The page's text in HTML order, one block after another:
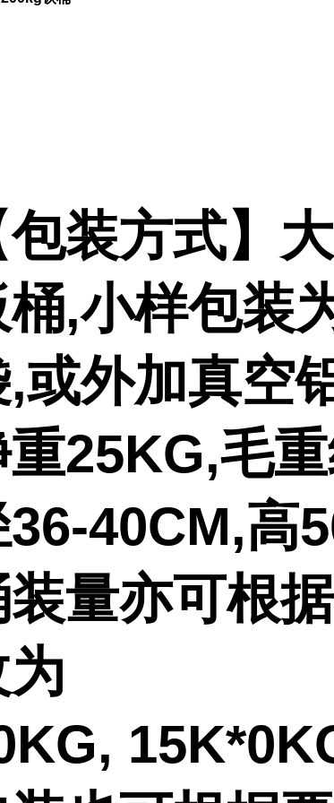
包装方式】
,小样包装
或外加真空
重25KG,毛
40CM,高
量亦可根